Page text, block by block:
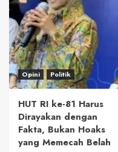
Opini Politik
HUT RI ke-81 Harus
Dirayakan dengan
Fakta, Bukan Hoaks
yang Memecah Belah